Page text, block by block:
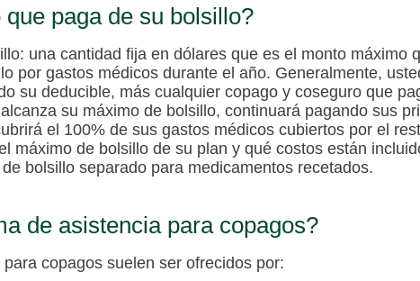
paga de su bolsillo?
: una cantidad fija en dólares que es el monto máximo
por gastos médicos durante el año. Generalmente,
su deducible, más cualquier copago y coseguro que
su máximo de bolsillo, continuará pagando sus
el 100% de sus gastos médicos cubiertos por el
máximo de bolsillo de su plan y qué costos están
bolsillo separado para medicamentos recetados.
de asistencia para copagos?
copagos suelen ser ofrecidos por: